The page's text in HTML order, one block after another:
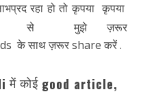
रहा हो तो कृपया कृपया
से मुझे ज़रूर
के साथ ज़रूर share करें .
में कोई good article,